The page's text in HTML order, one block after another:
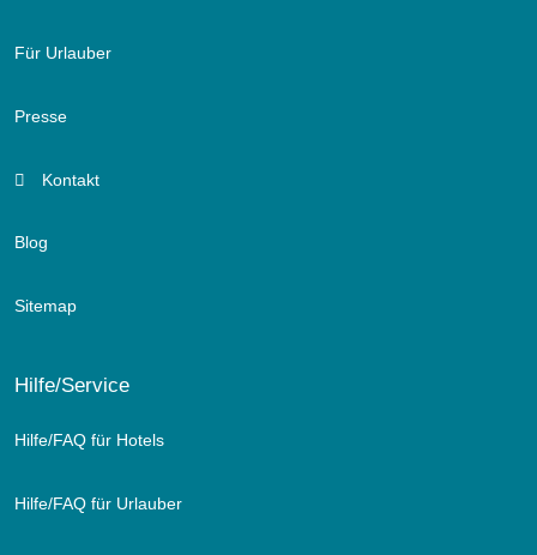
Für Urlauber
Presse
Kontakt
Blog
Sitemap
Hilfe/Service
Hilfe/FAQ für Hotels
Hilfe/FAQ für Urlauber